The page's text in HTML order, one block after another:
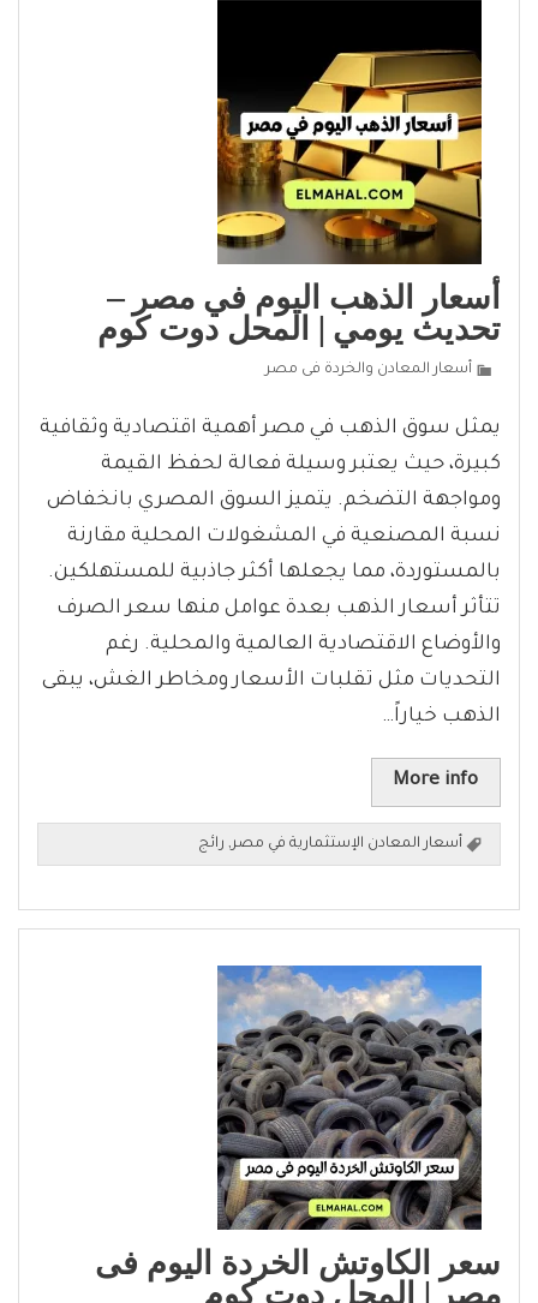
أسعار الذهب اليوم في مصر –
تحديث يومي | المحل دوت كوم
أسعار المعادن والخردة فى مصر
يمثل سوق الذهب في مصر أهمية اقتصادية وثقافية
كبيرة، حيث يعتبر وسيلة فعالة لحفظ القيمة
ومواجهة التضخم. يتميز السوق المصري بانخفاض
نسبة المصنعية في المشغولات المحلية مقارنة
بالمستوردة، مما يجعلها أكثر جاذبية للمستهلكين.
تتأثر أسعار الذهب بعدة عوامل منها سعر الصرف
والأوضاع الاقتصادية العالمية والمحلية. رغم
التحديات مثل تقلبات الأسعار ومخاطر الغش، يبقى
الذهب خياراً…
More info
أسعار المعادن الإستثمارية في مصر, رائج
سعر الكاوتش الخردة اليوم فى
مصر | المحل دوت كوم